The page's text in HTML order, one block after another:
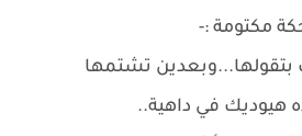
مكتومة :-
بتقولها...وبعدين تشتمها
في داهية..